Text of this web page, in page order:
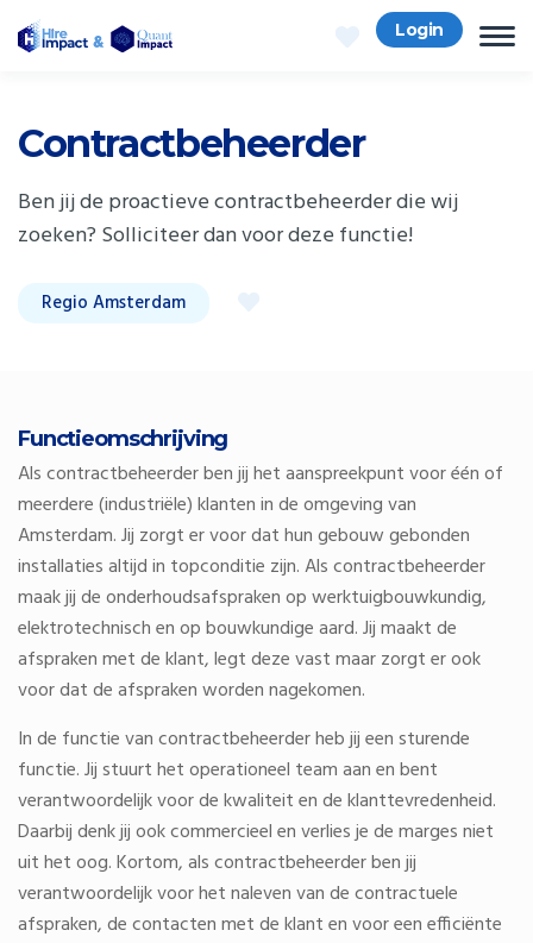
Login
Contractbeheerder
Ben jij de proactieve contractbeheerder die wij
zoeken? Solliciteer dan voor deze functie!
Regio Amsterdam
Functieomschrijving
Als contractbeheerder ben jij het aanspreekpunt voor één of
meerdere (industriële) klanten in de omgeving van
Amsterdam. Jij zorgt er voor dat hun gebouw gebonden
installaties altijd in topconditie zijn. Als contractbeheerder
maak jij de onderhoudsafspraken op werktuigbouwkundig,
elektrotechnisch en op bouwkundige aard. Jij maakt de
afspraken met de klant, legt deze vast maar zorgt er ook
voor dat de afspraken worden nagekomen.
In de functie van contractbeheerder heb jij een sturende
functie. Jij stuurt het operationeel team aan en bent
verantwoordelijk voor de kwaliteit en de klanttevredenheid.
Daarbij denk jij ook commercieel en verlies je de marges niet
uit het oog. Kortom, als contractbeheerder ben jij
verantwoordelijk voor het naleven van de contractuele
afspraken, de contacten met de klant en voor een efficiënte